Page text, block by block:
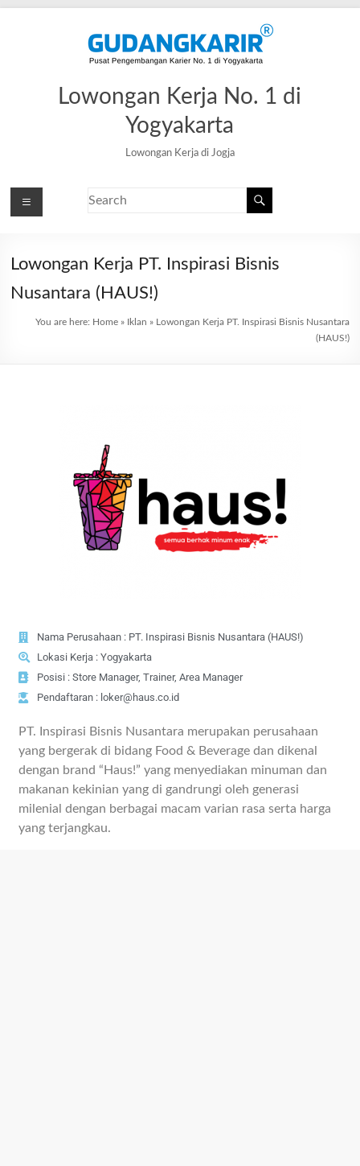
Lowongan Kerja No. 1 di
Yogyakarta
Lowongan Kerja di Jogja
Lowongan Kerja PT. Inspirasi Bisnis
Nusantara (HAUS!)
You are here: Home» Iklan » Lowongan Kerja PT. Inspirasi Bisnis Nusantara
(HAUS!)
Nama Perusahaan : PT. Inspirasi Bisnis Nusantara (HAUS!)
Lokasi Kerja : Yogyakarta
Posisi : Store Manager, Trainer, Area Manager
Pendaftaran : loker@haus.co.id
PT. Inspirasi Bisnis Nusantara merupakan perusahaan
yang bergerak di bidang Food & Beverage dan dikenal
dengan brand “Haus!” yang menyediakan minuman dan
makanan kekinian yang di gandrungi oleh generasi
milenial dengan berbagai macam varian rasa serta harga
yang terjangkau.